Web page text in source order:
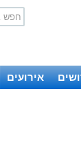
אירועים